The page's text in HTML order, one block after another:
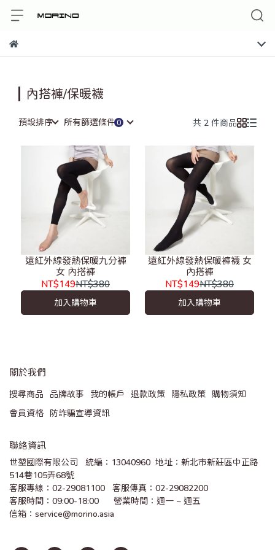
內搭褲/保暖襪
預設排序 所有篩選條件 共 2 件商品
遠紅外線發熱保暖九分褲
女 內搭褲
NT$149NT$380
加入購物車
遠紅外線發熱保暖褲襪 女
內搭褲
NT$149NT$380
加入購物車
關於我們
搜尋商品 品牌故事 我的帳戶 退款政策 隱私政策
購物須知
會員資格
防詐騙宣導資訊
聯絡資訊
世堃國際有限公司   統編：13040960  地址：新北市新莊區中正路
514巷105弄68號
客服專線：02-29081100   客服傳真：02-29082200
客服時間：09:00-18:00      營業時間：週一 ~ 週五
信箱：service@morino.asia